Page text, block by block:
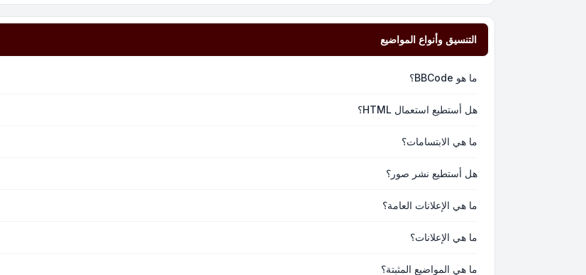
التنسيق وأنواع المواضيع
ما هو BBCode؟
هل أستطيع استعمال HTML؟
ما هي الابتسامات؟
هل أستطيع نشر صور؟
ما هي الإعلانات العامة؟
ما هي الإعلانات؟
ما هي المواضيع المثبتة؟